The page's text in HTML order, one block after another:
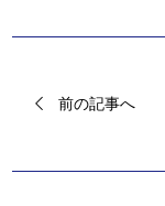
前の記事へ